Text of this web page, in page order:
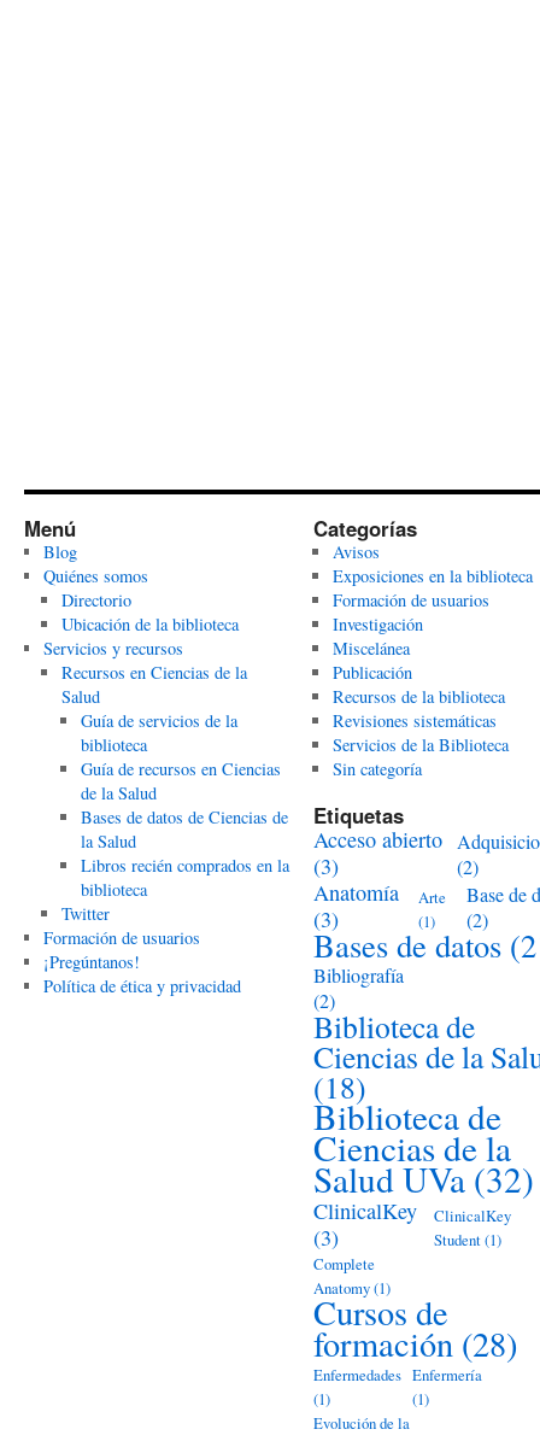
Menú
Blog
Quiénes somos
Directorio
Ubicación de la biblioteca
Servicios y recursos
Recursos en Ciencias de la
Salud
Guía de servicios de la
biblioteca
Guía de recursos en Ciencias
de la Salud
Bases de datos de Ciencias de
la Salud
Libros recién comprados en la
biblioteca
Twitter
Formación de usuarios
¡Pregúntanos!
Política de ética y privacidad
Categorías
Avisos
Exposiciones en la biblioteca
Formación de usuarios
Investigación
Miscelánea
Publicación
Recursos de la biblioteca
Revisiones sistemáticas
Servicios de la Biblioteca
Sin categoría
Etiquetas
Acceso abierto
(3)
(2)
Anatomía
(3)
Arte
(1)
Base de
(2)
Bases de datos
Bibliografía
(2)
Biblioteca de
Ciencias de la
(18)
Biblioteca de
Ciencias de la
Salud UVa (32)
ClinicalKey
(3)
ClinicalKey
Student(1)
Complete
Anatomy(1)
Cursos de
formación (28)
Enfermedades
(1)
Enfermería
(1)
Evolución de la